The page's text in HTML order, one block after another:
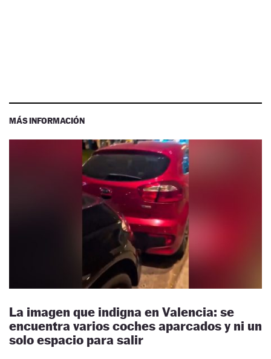
MÁS INFORMACIÓN
La imagen que indigna en Valencia: se
encuentra varios coches aparcados y ni un
solo espacio para salir